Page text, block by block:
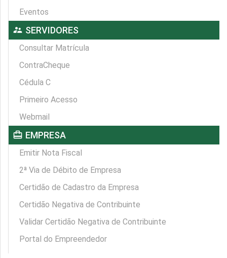
Eventos
supervisor_account SERVIDORES
Consultar Matrícula
ContraCheque
Cédula C
Primeiro Acesso
Webmail
card_travel EMPRESA
Emitir Nota Fiscal
2ª Via de Débito de Empresa
Certidão de Cadastro da Empresa
Certidão Negativa de Contribuinte
Validar Certidão Negativa de Contribuinte
Portal do Empreendedor